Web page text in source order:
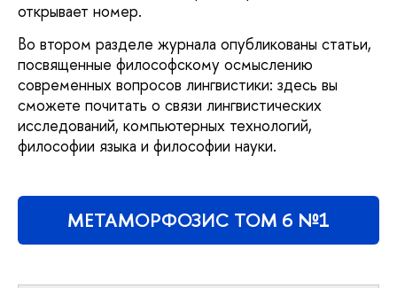
открывает номер.
Во втором разделе журнала опубликованы статьи,
посвященные философскому осмыслению
современных вопросов лингвистики: здесь вы
сможете почитать о связи лингвистических
исследований, компьютерных технологий,
философии языка и философии науки.
МЕТАМОРФОЗИС ТОМ 6 №1